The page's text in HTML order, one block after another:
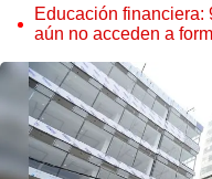
Educación financiera:
aún no acceden a